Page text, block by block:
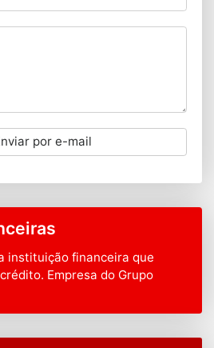
por e-mail
instituição financeira que
Empresa do Grupo